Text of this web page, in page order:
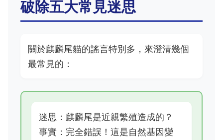
破除五大常見迷思
關於麒麟尾貓的謠言特別多，來澄清幾個
最常見的：
迷思：麒麟尾是近親繁殖造成的？
事實：完全錯誤！這是自然基因變